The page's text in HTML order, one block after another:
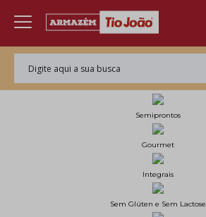
Semiprontos
Gourmet
Integrais
Sem Glúten e Sem Lactose